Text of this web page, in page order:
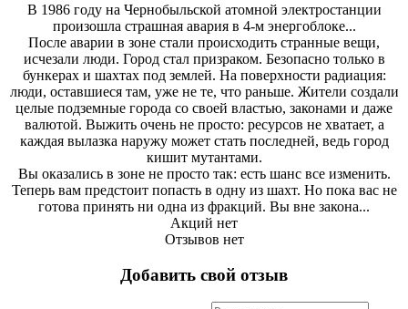
В 1986 году на Чернобыльской атомной электростанции
произошла страшная авария в 4-м энергоблоке...
После аварии в зоне стали происходить странные вещи,
исчезали люди. Город стал призраком. Безопасно только в
бункерах и шахтах под землей. На поверхности радиация:
люди, оставшиеся там, уже не те, что раньше. Жители создали
целые подземные города со своей властью, законами и даже
валютой. Выжить очень не просто: ресурсов не хватает, а
каждая вылазка наружу может стать последней, ведь город
кишит мутантами.
Вы оказались в зоне не просто так: есть шанс все изменить.
Теперь вам предстоит попасть в одну из шахт. Но пока вас не
готова принять ни одна из фракций. Вы вне закона...
Акций нет
Отзывов нет
Добавить свой отзыв